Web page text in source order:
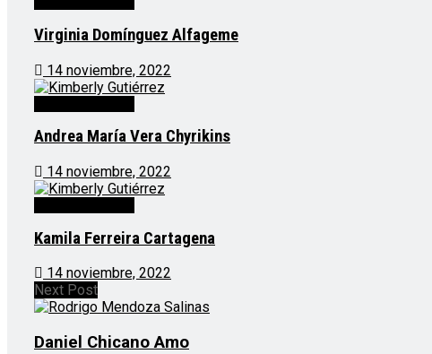
Virginia Domínguez Alfageme
14 noviembre, 2022
Andrea María Vera Chyrikins
14 noviembre, 2022
Kamila Ferreira Cartagena
14 noviembre, 2022
Next Post
Daniel Chicano Amo